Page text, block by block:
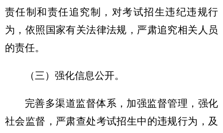
责任制和责任追究制，对考试招生违纪违规行
为，依照国家有关法律法规，严肃追究相关人员
的责任。
（三）强化信息公开。
完善多渠道监督体系，加强监督管理，强化
社会监督，严肃查处考试招生中的违规行为，及